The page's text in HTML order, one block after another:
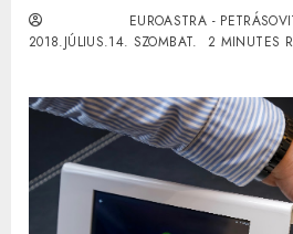
EUROASTRA -
2018.JÚLIUS.14. SZOMBAT.
2 MINUTES